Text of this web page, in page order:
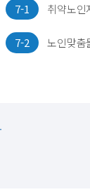
7-1 취약노인
7-2 노인맞춤